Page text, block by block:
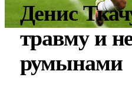
Денис
травму и
румынами